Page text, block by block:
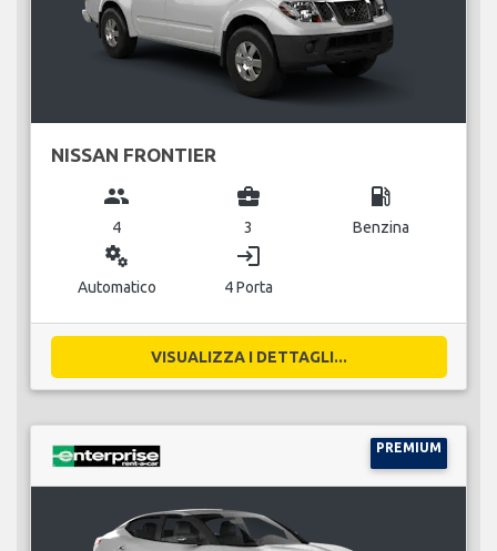
NISSAN FRONTIER
group
4
business_center
3
local_gas_station
Benzina
miscellaneous_services
Automatico
login
4 Porta
VISUALIZZA I DETTAGLI...
PREMIUM